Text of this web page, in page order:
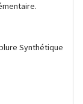
Synthétique